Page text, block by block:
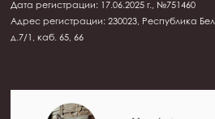
Дата регистрации: 17.06.2025 г., №751460
Адрес регистрации: 230023, Республика
д.7/1, каб. 65, 66